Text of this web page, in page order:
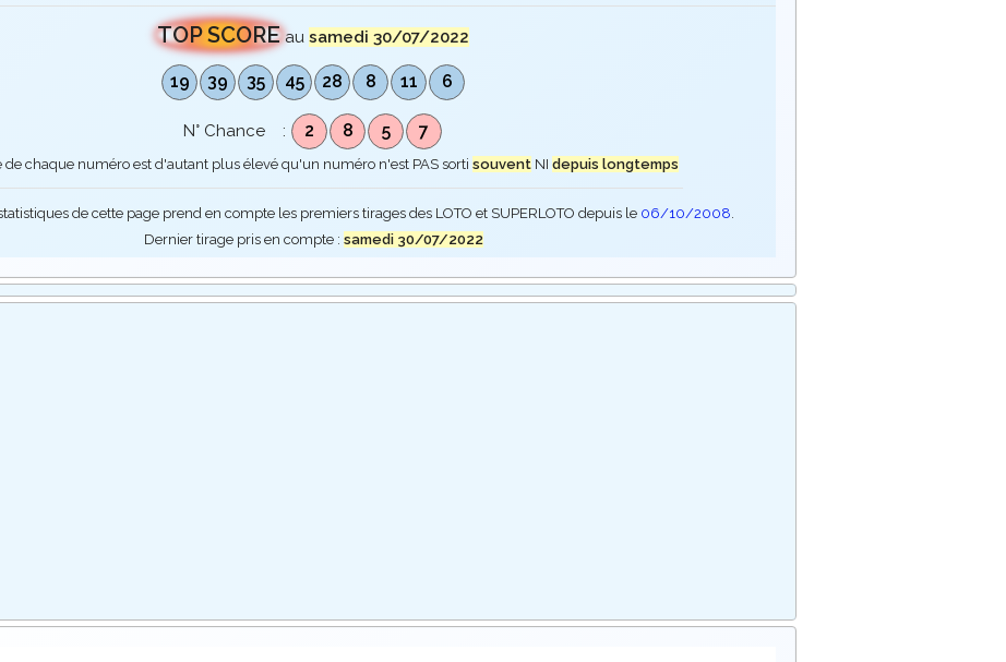
TOP SCORE au samedi 30/07/2022
19 39 35 45 28 8 11 6
N° Chance : 2 8 5 7
de chaque numéro est d'autant plus élevé qu'un numéro n'est PAS sorti souventNI depuis longtemps
de cette page prend en compte les premiers tirages des LOTO et SUPERLOTO depuis le 06/10/2008.
Dernier tirage pris en compte : samedi 30/07/2022